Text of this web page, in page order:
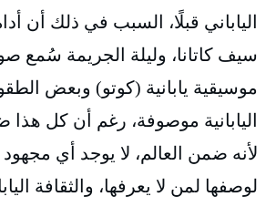
الياباني قبلًا، السبب في ذلك أن
سيف كاتانا، وليلة الجريمة سُمع
موسيقية يابانية (كوتو) وبعض
اليابانية موصوفة، رغم أن كل هذا
لأنه ضمن العالم، لا يوجد أي
لوصفها لمن لا يعرفها، والثقافة